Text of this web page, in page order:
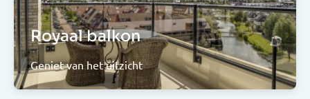
Royaal balkon
Geniet van het uitzicht